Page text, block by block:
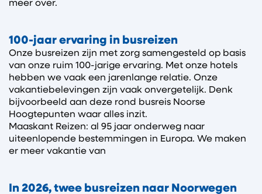
meer over.
100-jaar ervaring in busreizen
Onze busreizen zijn met zorg samengesteld op basis
van onze ruim 100-jarige ervaring. Met onze hotels
hebben we vaak een jarenlange relatie. Onze
vakantiebelevingen zijn vaak onvergetelijk. Denk
bijvoorbeeld aan deze rond busreis Noorse
Hoogtepunten waar alles inzit.
Maaskant Reizen: al 95 jaar onderweg naar
uiteenlopende bestemmingen in Europa. We maken
er meer vakantie van
In 2026, twee busreizen naar Noorwegen